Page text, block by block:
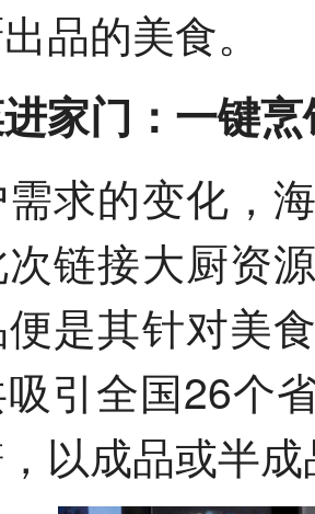
品的美食。
家门：一键
求的变化，
链接大厨资
是其针对美
引全国26个
以成品或半